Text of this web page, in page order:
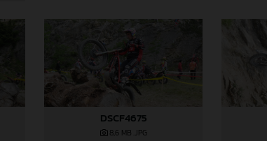
DSCF4675
8,6 MB .JPG